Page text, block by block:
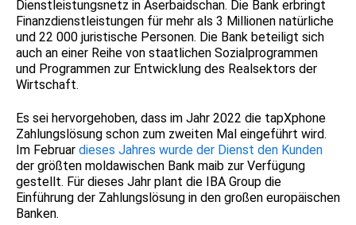
Dienstleistungsnetz in Aserbaidschan. Die Bank erbringt
Finanzdienstleistungen für mehr als 3 Millionen natürliche
und 22 000 juristische Personen. Die Bank beteiligt sich
auch an einer Reihe von staatlichen Sozialprogrammen
und Programmen zur Entwicklung des Realsektors der
Wirtschaft.
Es sei hervorgehoben, dass im Jahr 2022 die tapXphone
Zahlungslösung schon zum zweiten Mal eingeführt wird.
Im Februar dieses Jahres wurde der Dienst den Kunden
der größten moldawischen Bank maib zur Verfügung
gestellt. Für dieses Jahr plant die IBA Group die
Einführung der Zahlungslösung in den großen europäischen
Banken.